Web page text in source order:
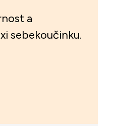
a
sebekoučinku.